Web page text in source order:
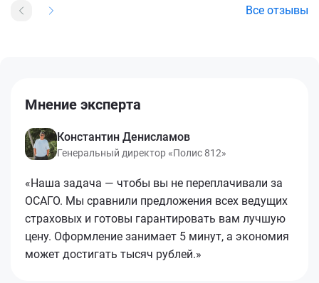
Все отзывы
Мнение эксперта
Константин Денисламов
Генеральный директор «Полис 812»
«Наша задача — чтобы вы не переплачивали за
ОСАГО. Мы сравнили предложения всех ведущих
страховых и готовы гарантировать вам лучшую
цену. Оформление занимает 5 минут, а экономия
может достигать тысяч рублей.»